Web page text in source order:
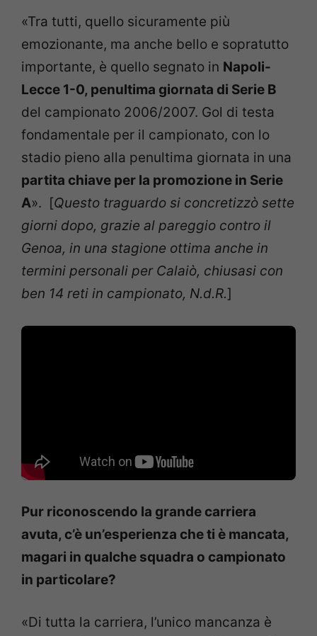
«Tra tutti, quello sicuramente più
emozionante, ma anche bello e sopratutto
importante, è quello segnato in Napoli-
Lecce 1-0, penultima giornata di Serie B
del campionato 2006/2007. Gol di testa
fondamentale per il campionato, con lo
stadio pieno alla penultima giornata in una
partita chiave per la promozione in Serie
A». [Questo traguardo si concretizzò sette
giorni dopo, grazie al pareggio contro il
Genoa, in una stagione ottima anche in
termini personali per Calaiò, chiusasi con
ben 14 reti in campionato, N.d.R.]
Pur riconoscendo la grande carriera
avuta, c’è un’esperienza che ti è mancata,
magari in qualche squadra o campionato
in particolare?
«Di tutta la carriera, l’unico mancanza è